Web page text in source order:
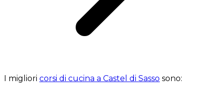
I migliori corsi di cucina a Castel di Sasso sono: